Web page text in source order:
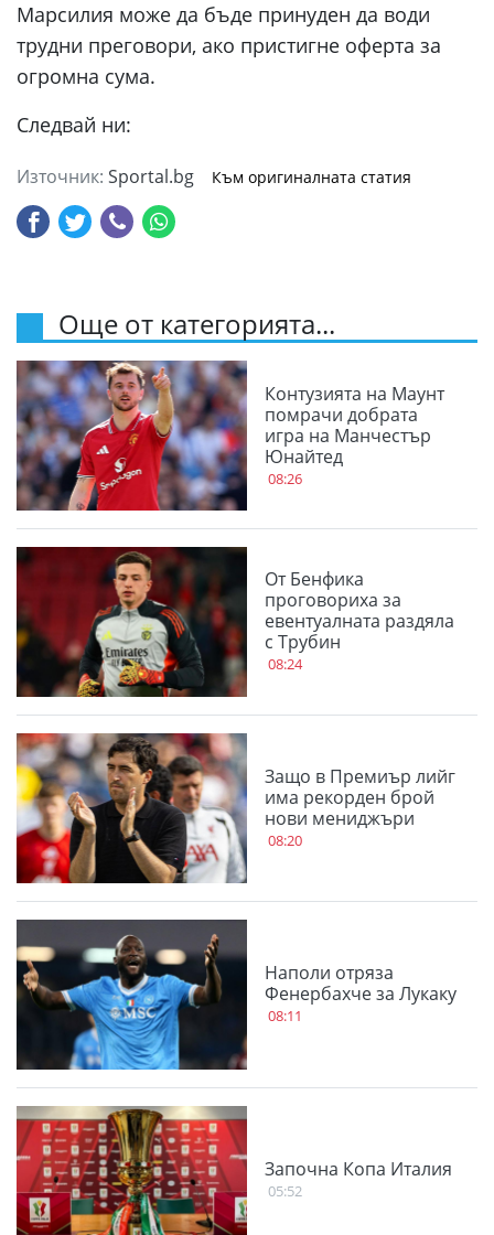
Марсилия може да бъде принуден да води
трудни преговори, ако пристигне оферта за
огромна сума.
Следвай ни:
Източник: Sportal.bg Към оригиналната статия
Още от категорията...
Контузията на Маунт
помрачи добрата
игра на Манчестър
Юнайтед
08:26
От Бенфика
проговориха за
евентуалната раздяла
с Трубин
08:24
Защо в Премиър лийг
има рекорден брой
нови мениджъри
08:20
Наполи отряза
Фенербахче за Лукаку
08:11
Започна Копа Италия
05:52